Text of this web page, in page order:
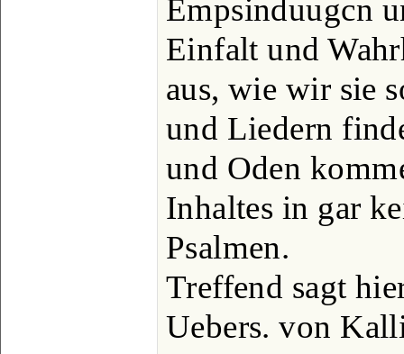
Empsinduugcn
Einfalt und
aus, wie wir sie
und Liedern
und Oden
Inhaltes in gar
Psalmen.
Treffend sagt
Uebers. von